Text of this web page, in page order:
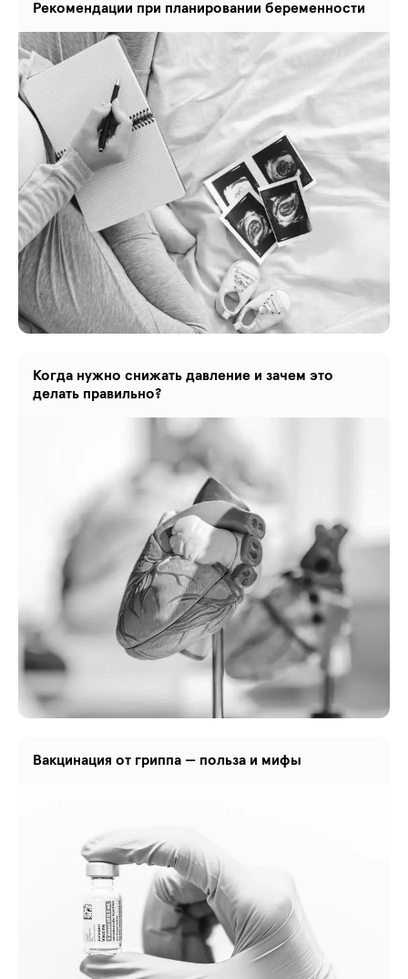
Рекомендации при планировании беременности
Когда нужно снижать давление и зачем это
делать правильно?
Вакцинация от гриппа — польза и мифы